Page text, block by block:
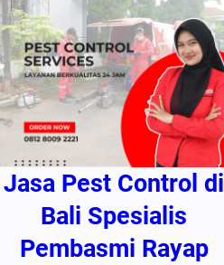
Jasa Pest Control di
Bali Spesialis
Pembasmi Rayap